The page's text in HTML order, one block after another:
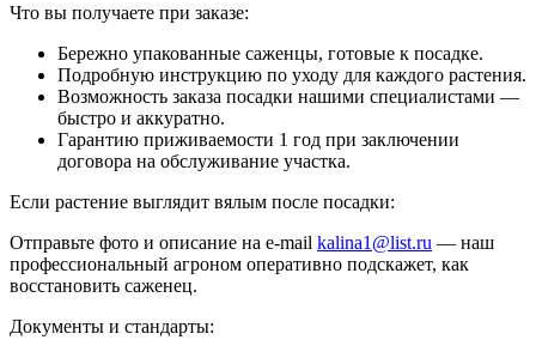
Что вы получаете при заказе:
Бережно упакованные саженцы, готовые к посадке.
Подробную инструкцию по уходу для каждого растения.
Возможность заказа посадки нашими специалистами —
быстро и аккуратно.
Гарантию приживаемости 1 год при заключении
договора на обслуживание участка.
Если растение выглядит вялым после посадки:
Отправьте фото и описание на e-mail kalina1@list.ru — наш
профессиональный агроном оперативно подскажет, как
восстановить саженец.
Документы и стандарты: